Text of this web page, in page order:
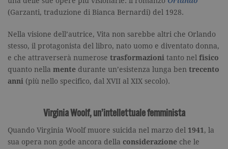
(Garzanti, traduzione di Bianca Bernardi) del 1928.
Nella visione dell’autrice, Vita non sarebbe altri che Orlando
stesso, il protagonista del libro, nato uomo e diventato donna,
e che attraverserà numerose trasformazioni tanto nel fisico
quanto nella mente durante un’esistenza lunga ben trecento
anni (più nello specifico, dal XVII al XIX secolo).
Virginia Woolf, un’intellettuale femminista
Quando Virginia Woolf muore suicida nel marzo del 1941, la
sua opera non gode ancora della considerazione che le
degli utenti e la gestione dell'account. Il
sito Web non può essere utilizzato
delle condizioni previste dal Garante, i
cookie analitici sono equiparati ai
tecnici e dunque non necessitano del
consenso.
Scadenza
aggiorna
valore
per ogni